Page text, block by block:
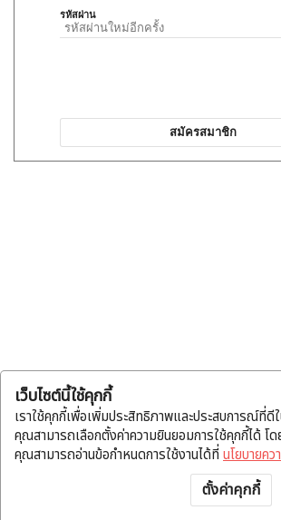
แจ้งโอน บัญชี
เว็บไซต์นี้ใช้คุกกี้
เราใช้คุกกี้เพื่อเพิ่มประสิทธิภาพและประสบการณ์ที่ดี
คุณสามารถเลือกตั้งค่าความยินยอมการใช้คุกกี้ได้ โ
คุณสามารถอ่านข้อกำหนดการใช้งานได้ที่ นโยบายค
ตั้งค่าคุกกี้
รหัสผ่าน
สมัครสมาชิก